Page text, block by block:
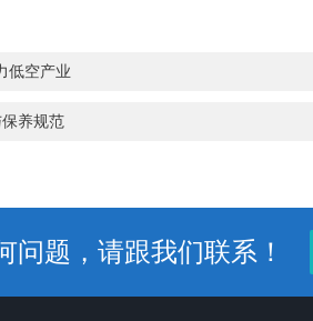
低空产业
养规范
问题，请跟我们联系！